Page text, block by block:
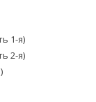
1-я)
2-я)